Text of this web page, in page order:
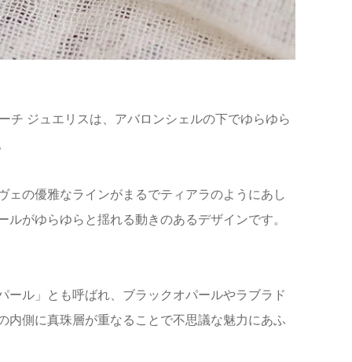
チ ジュエリスは、アバロンシェルの下でゆらゆら
の優雅なラインがまるでティアラのようにあし
がゆらゆらと揺れる動きのあるデザインです。
ル」とも呼ばれ、ブラックオパールやラブラド
内側に真珠層が重なることで不思議な魅力にあふ